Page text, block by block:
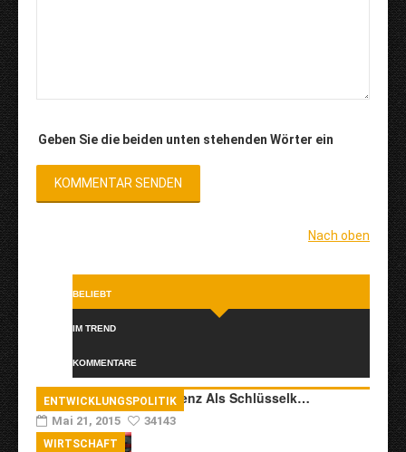
Geben Sie die beiden unten stehenden Wörter ein
Nach oben
BELIEBT
IM TREND
KOMMENTARE
Transkulturelle Kompetenz Als Schlüsselk…
Mai 21, 2015 34143
ENTWICKLUNGSPOLITIK
WIRTSCHAFT